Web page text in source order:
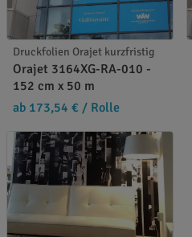
Druckfolien Orajet kurzfristig
Orajet 3164XG-RA-010 -
152 cm x 50 m
ab 173,54 € / Rolle